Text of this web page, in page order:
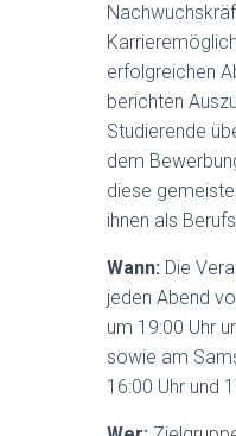
erfolgreichen
berichten
Studierende
dem
diese
ihnen als
Wann: Die
jeden Abend
um 19:00 Uhr
sowie am
16:00 Uhr und